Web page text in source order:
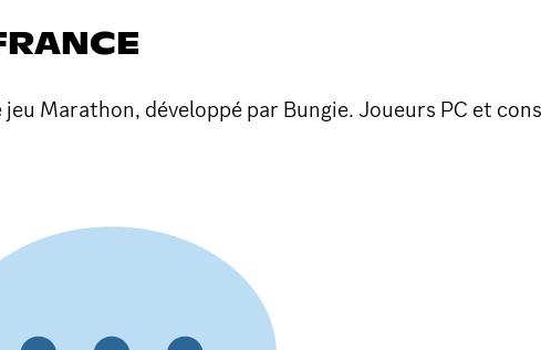
Marathon, développé par Bungie. Joueurs PC et